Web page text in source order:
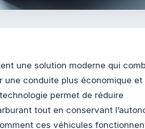
une solution moderne qui
une conduite plus économique et
permet de réduire
tout en conservant
ces véhicules